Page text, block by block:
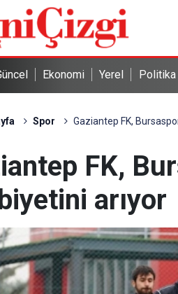
Ekonomi Yerel Politika
Spor Gaziantep FK,
FK,
arıyor